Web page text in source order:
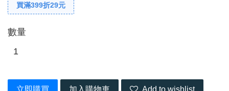
買滿399折29元
數量
立即購買 加入購物車 Add to wishlist